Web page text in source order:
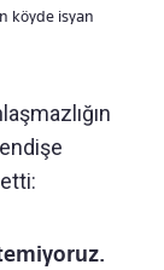
köyde isyan